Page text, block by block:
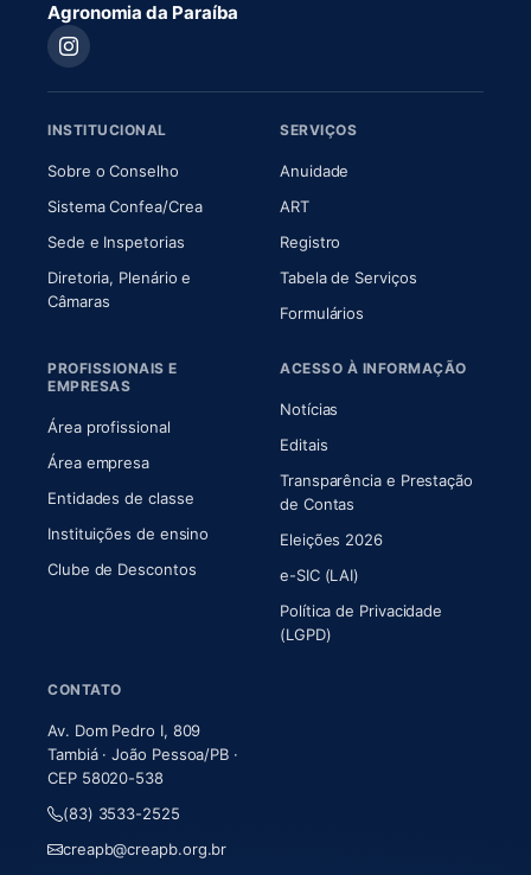
Agronomia da Paraíba
INSTITUCIONAL
Sobre o Conselho(abre em nova aba)
Sistema Confea/Crea(abre em nova aba)
Sede e Inspetorias
Diretoria, Plenário e
Câmaras(abre em nova aba)
SERVIÇOS
Anuidade
ART(abre em nova aba)
Registro
Tabela de Serviços
Formulários
PROFISSIONAIS E
EMPRESAS
Área profissional
Área empresa
Entidades de classe
Instituições de ensino
Clube de Descontos
ACESSO À INFORMAÇÃO
Notícias
Editais
Transparência e Prestação
de Contas
Eleições 2026
e-SIC (LAI)
Política de Privacidade
(LGPD)
CONTATO
Av. Dom Pedro I, 809
Tambiá · João Pessoa/PB ·
CEP 58020-538
(83) 3533-2525
creapb@creapb.org.br